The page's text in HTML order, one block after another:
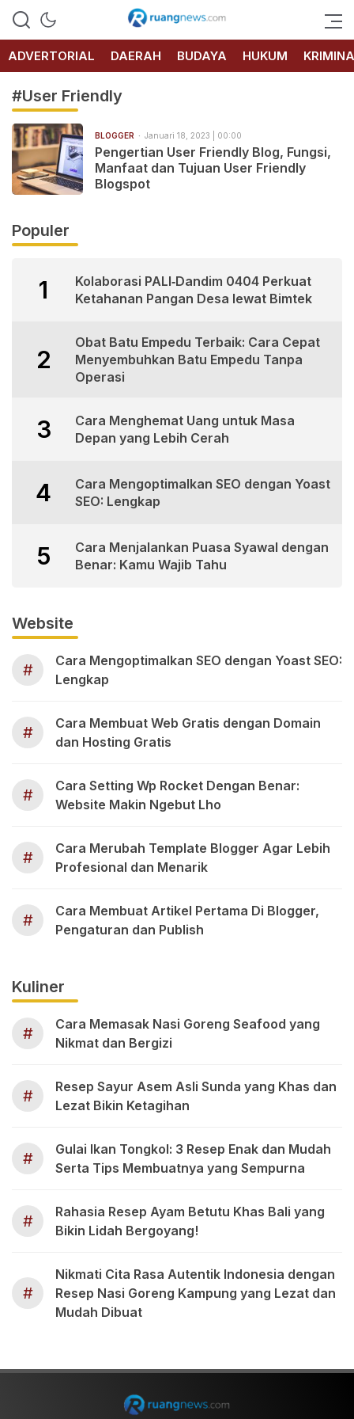
RUANG
NEWS
ADVERTORIAL
DAERAH BUDAYA HUKUM
#User Friendly
BLOGGER Januari 18, 2023 | 00:00
Pengertian User Friendly Blog, Fungsi,
Manfaat dan Tujuan User Friendly
Blogspot
Populer
1
Kolaborasi PALI‑Dandim 0404 Perkuat
Ketahanan Pangan Desa lewat Bimtek
2
Obat Batu Empedu Terbaik: Cara Cepat
Menyembuhkan Batu Empedu Tanpa
Operasi
3
Cara Menghemat Uang untuk Masa
Depan yang Lebih Cerah
4
Cara Mengoptimalkan SEO dengan Yoast
SEO: Lengkap
5
Cara Menjalankan Puasa Syawal dengan
Benar: Kamu Wajib Tahu
Website
#
Cara Mengoptimalkan SEO dengan Yoast SEO:
Lengkap
#
Cara Membuat Web Gratis dengan Domain
dan Hosting Gratis
#
Cara Setting Wp Rocket Dengan Benar:
Website Makin Ngebut Lho
#
Cara Merubah Template Blogger Agar Lebih
Profesional dan Menarik
#
Cara Membuat Artikel Pertama Di Blogger,
Pengaturan dan Publish
Kuliner
#
Cara Memasak Nasi Goreng Seafood yang
Nikmat dan Bergizi
#
Resep Sayur Asem Asli Sunda yang Khas dan
Lezat Bikin Ketagihan
#
Gulai Ikan Tongkol: 3 Resep Enak dan Mudah
Serta Tips Membuatnya yang Sempurna
#
Rahasia Resep Ayam Betutu Khas Bali yang
Bikin Lidah Bergoyang!
#
Nikmati Cita Rasa Autentik Indonesia dengan
Resep Nasi Goreng Kampung yang Lezat dan
Mudah Dibuat